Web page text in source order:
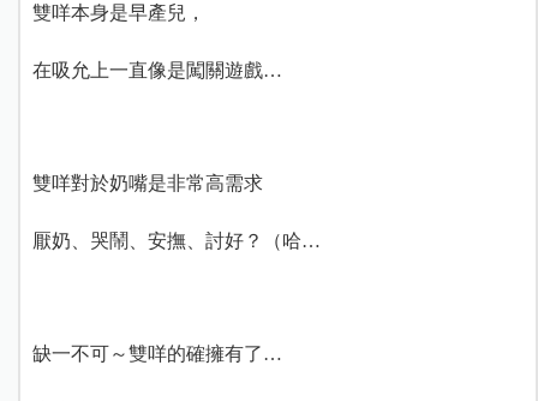
雙咩本身是早產兒，
在吸允上一直像是闖關遊戲…
雙咩對於奶嘴是非常高需求
厭奶、哭鬧、安撫、討好？（哈…
缺一不可～雙咩的確擁有了…